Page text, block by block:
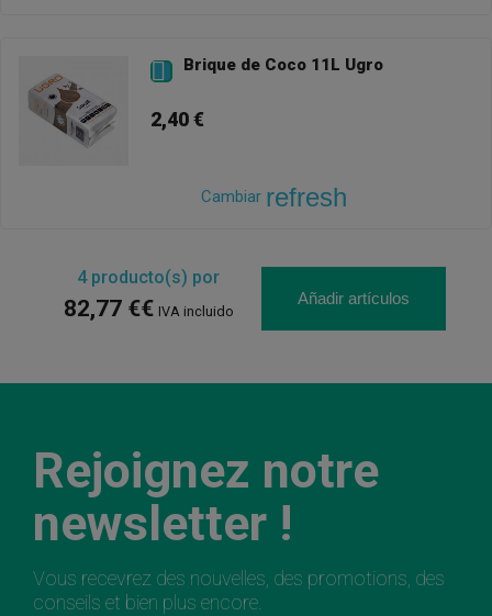
 Brique de Coco 11L Ugro
2,40 €
Cambiar refresh
4producto(s) por
82,77 €€ IVA incluido
Añadir artículos
Rejoignez notre
newsletter !
Vous recevrez des nouvelles, des promotions, des
conseils et bien plus encore.